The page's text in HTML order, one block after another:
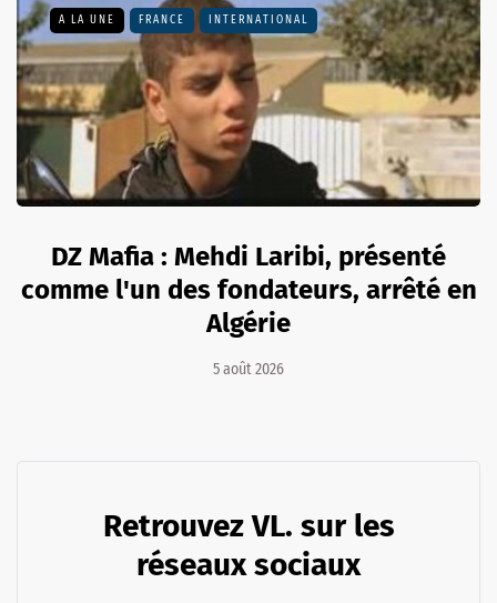
A LA UNE FRANCE INTERNATIONAL
DZ Mafia : Mehdi Laribi, présenté
comme l'un des fondateurs, arrêté en
Algérie
5 août 2026
Retrouvez VL. sur les
réseaux sociaux